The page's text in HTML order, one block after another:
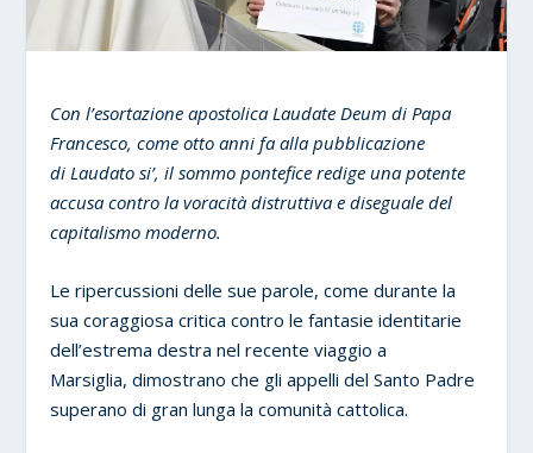
Con l’esortazione apostolica Laudate Deum di Papa
Francesco, come otto anni faalla pubblicazione
di Laudato si’,il sommo pontefice redige una potente
accusa contro la voracità distruttiva e diseguale del
capitalismo moderno.
Le ripercussioni delle sue parole, come durante la
sua coraggiosa critica contro le fantasie identitarie
dell’estrema destra nel recente viaggio a
Marsiglia, dimostrano che gli appelli del Santo Padre
superano di gran lunga la comunità cattolica.